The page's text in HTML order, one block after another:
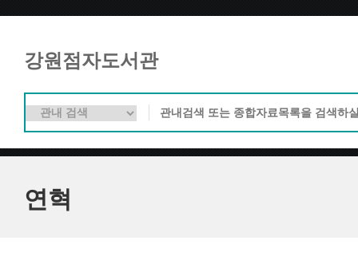
강원점자도서관
연혁